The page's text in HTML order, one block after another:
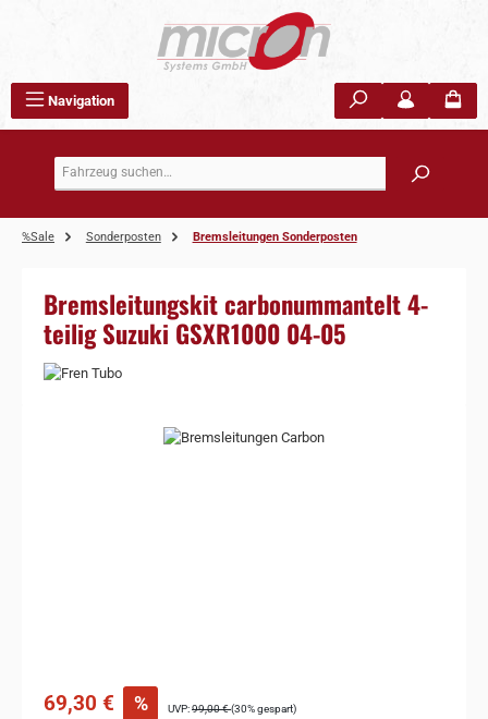
Navigation
%Sale Sonderposten Bremsleitungen Sonderposten
Bremsleitungskit carbonummantelt 4-
teilig Suzuki GSXR1000 04-05
Bildergalerie überspringen
69,30 € % UVP:99,00 €(30% gespart)